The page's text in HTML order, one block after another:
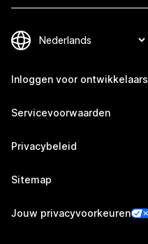
Inloggen voor ontwikkelaars
Servicevoorwaarden
Privacybeleid
Sitemap
Jouw privacyvoorkeuren